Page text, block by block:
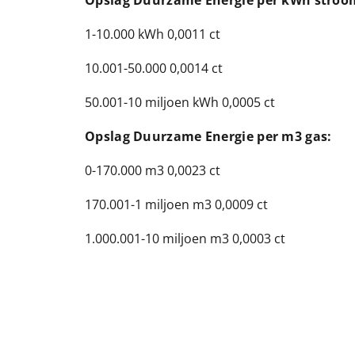
1-10.000 kWh 0,0011 ct
10.001-50.000 0,0014 ct
50.001-10 miljoen kWh 0,0005 ct
Opslag Duurzame Energie per m3 gas:
0-170.000 m3 0,0023 ct
170.001-1 miljoen m3 0,0009 ct
1.000.001-10 miljoen m3 0,0003 ct